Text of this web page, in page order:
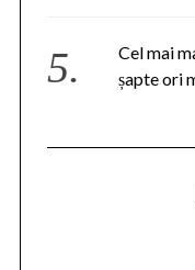
Cel mai
șapte ori